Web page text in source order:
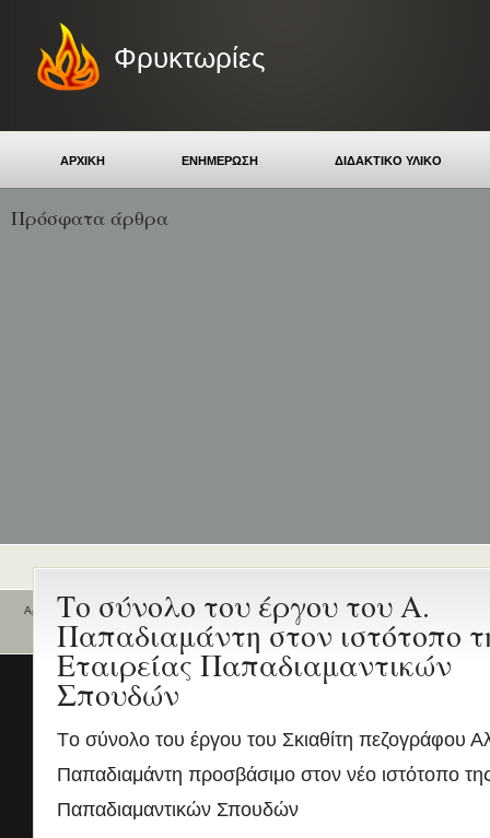
Φρυκτωρίες
ΑΡΧΙΚΗ ΕΝΗΜΕΡΩΣΗ ΔΙΔΑΚΤΙΚΟ ΥΛΙΚΟ
Πρόσφατα άρθρα
Το σύνολο του έργου του Α.
Παπαδιαμάντη στον ιστότοπο
Εταιρείας Παπαδιαμαντικών
Σπουδών
Tο σύνολο του έργου του Σκιαθίτη πεζογράφου
Παπαδιαμάντη προσβάσιμο στον νέο ιστότοπο
Παπαδιαμαντικών Σπουδών
Αρχική
Ποιοι είναι εδώ
Είναι εδώ αυτή τη στιγμή0 χρήστες
1 επισκέπτης.
Ενεργά θέματα
συζήτησης
(Εξ Αποστάσεως) από το Παν/
Λευκωσίας σε συνεργασία με